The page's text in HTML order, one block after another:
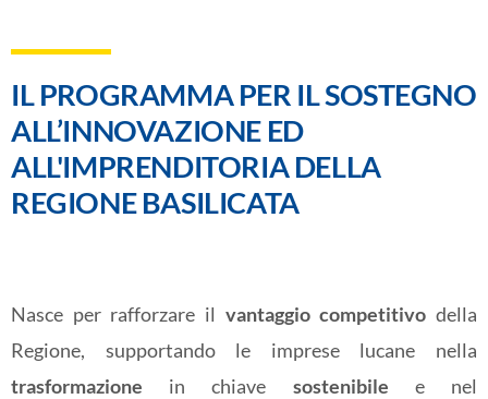
IL PROGRAMMA PER IL SOSTEGNO
ALL’INNOVAZIONE ED
ALL'IMPRENDITORIA DELLA
REGIONE BASILICATA
Nasce per rafforzare il vantaggio competitivodella
Regione, supportando le imprese lucane nella
trasformazione in chiave sostenibile e nel